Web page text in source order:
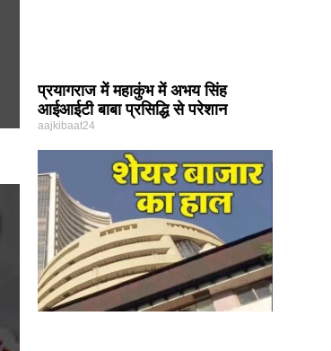
प्रयागराज में महाकुंभ में अभय सिंह
आईआईटी बाबा प्रसिद्धि से परेशान
aajkibaat24